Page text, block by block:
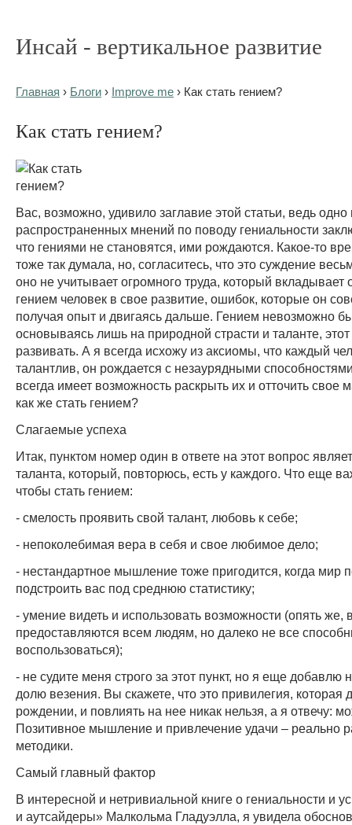
Инсай - вертикальное развитие
Главная › Блоги › Improve me › Как стать гением?
Как стать гением?
Вас, возможно, удивило заглавие этой статьи, ведь
распространенных мнений по поводу гениальности
что гениями не становятся, ими рождаются. Какое-то
тоже так думала, но, согласитесь, что это суждение
оно не учитывает огромного труда, который вкладывает
гением человек в свое развитие, ошибок, которые он
получая опыт и двигаясь дальше. Гением невозможно
основываясь лишь на природной страсти и таланте,
развивать. А я всегда исхожу из аксиомы, что каждый
талантлив, он рождается с незаурядными
всегда имеет возможность раскрыть их и отточить свое
как же стать гением?
Слагаемые успеха
Итак, пунктом номер один в ответе на этот вопрос
таланта, который, повторюсь, есть у каждого. Что еще
чтобы стать гением:
- смелость проявить свой талант, любовь к себе;
- непоколебимая вера в себя и свое любимое дело;
- нестандартное мышление тоже пригодится, когда мир
подстроить вас под среднюю статистику;
- умение видеть и использовать возможности (опять же,
предоставляются всем людям, но далеко не все
воспользоваться);
- не судите меня строго за этот пункт, но я еще добавлю
долю везения. Вы скажете, что это привилегия, которая
рождении, и повлиять на нее никак нельзя, а я отвечу:
Позитивное мышление и привлечение удачи – реально
методики.
Самый главный фактор
В интересной и нетривиальной книге о гениальности и
и аутсайдеры» Малкольма Гладуэлла, я увидела